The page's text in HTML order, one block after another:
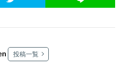
投稿一覧